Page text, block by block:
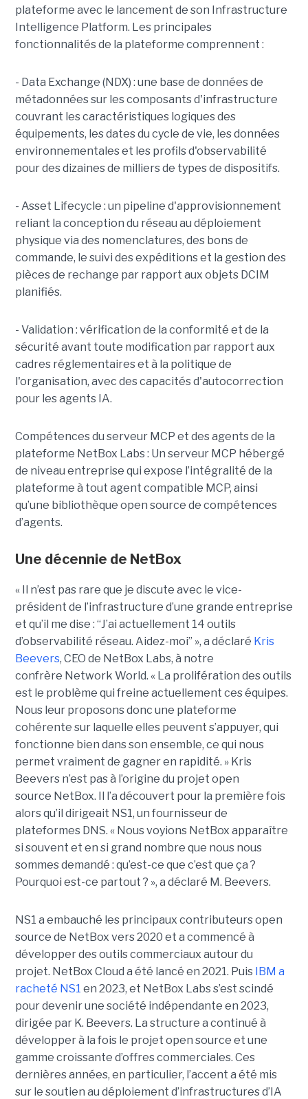
plateforme avec le lancement de son Infrastructure
Intelligence Platform. Les principales
fonctionnalités de la plateforme comprennent :
- Data Exchange (NDX) : une base de données de
métadonnées sur les composants d'infrastructure
couvrant les caractéristiques logiques des
équipements, les dates du cycle de vie, les données
environnementales et les profils d'observabilité
pour des dizaines de milliers de types de dispositifs.
- Asset Lifecycle : un pipeline d'approvisionnement
reliant la conception du réseau au déploiement
physique via des nomenclatures, des bons de
commande, le suivi des expéditions et la gestion des
pièces de rechange par rapport aux objets DCIM
planifiés.
- Validation : vérification de la conformité et de la
sécurité avant toute modification par rapport aux
cadres réglementaires et à la politique de
l'organisation, avec des capacités d'autocorrection
pour les agents IA.
Compétences du serveur MCP et des agents de la
plateforme NetBox Labs : Un serveur MCP hébergé
de niveau entreprise qui expose l’intégralité de la
plateforme à tout agent compatible MCP, ainsi
qu’une bibliothèque open source de compétences
d’agents.
Une décennie de NetBox
« Il n’est pas rare que je discute avec le vice-
président de l’infrastructure d’une grande entreprise
et qu’il me dise : “J’ai actuellement 14 outils
d’observabilité réseau. Aidez-moi” », a déclaré Kris
Beevers, CEO de NetBox Labs, à notre
confrère Network World. « La prolifération des outils
est le problème qui freine actuellement ces équipes.
Nous leur proposons donc une plateforme
cohérente sur laquelle elles peuvent s’appuyer, qui
fonctionne bien dans son ensemble, ce qui nous
permet vraiment de gagner en rapidité. » Kris
Beevers n’est pas à l’origine du projet open
source NetBox. Il l’a découvert pour la première fois
alors qu’il dirigeait NS1, un fournisseur de
plateformes DNS. « Nous voyions NetBox apparaître
si souvent et en si grand nombre que nous nous
sommes demandé : qu’est-ce que c’est que ça ?
Pourquoi est-ce partout ? », a déclaré M. Beevers.
NS1 a embauché les principaux contributeurs open
source de NetBox vers 2020 et a commencé à
développer des outils commerciaux autour du
projet. NetBox Cloud a été lancé en 2021. Puis IBM a
racheté NS1 en 2023, et NetBox Labs s’est scindé
pour devenir une société indépendante en 2023,
dirigée par K. Beevers. La structure a continué à
développer à la fois le projet open source et une
gamme croissante d’offres commerciales. Ces
dernières années, en particulier, l’accent a été mis
sur le soutien au déploiement d’infrastructures d’IA